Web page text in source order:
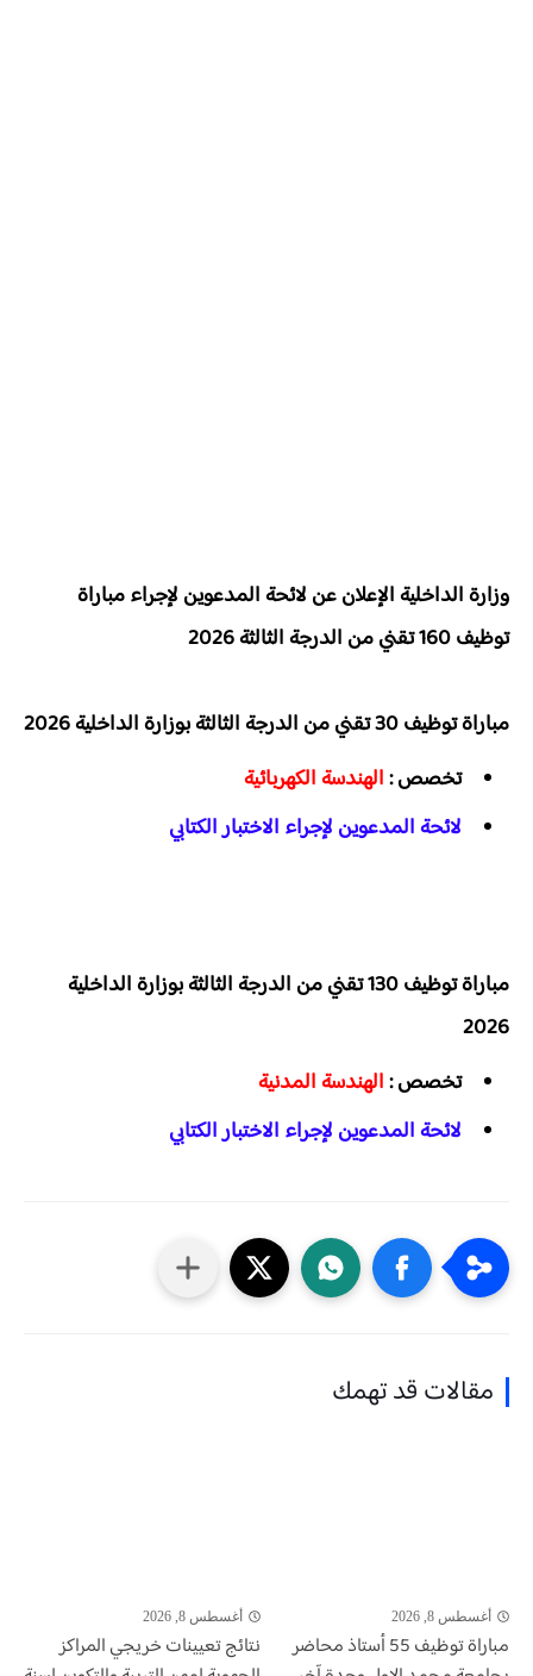
وزارة الداخلية الإعلان عن لائحة المدعوين لإجراء مباراة
توظيف 160 تقني من الدرجة الثالثة 2026
مباراة توظيف 30 تقني من الدرجة الثالثة بوزارة الداخلية 2026
تخصص :الهندسة الكهربائية
لائحة المدعوين لإجراء الاختبار الكتابي
مباراة توظيف 130 تقني من الدرجة الثالثة بوزارة الداخلية
2026
تخصص :الهندسة المدنية
لائحة المدعوين لإجراء الاختبار الكتابي
مقالات قد تهمك
أغسطس 8, 2026
مباراة توظيف 55 أستاذ محاضر
أغسطس 8, 2026
نتائج تعيينات خريجي المراكز